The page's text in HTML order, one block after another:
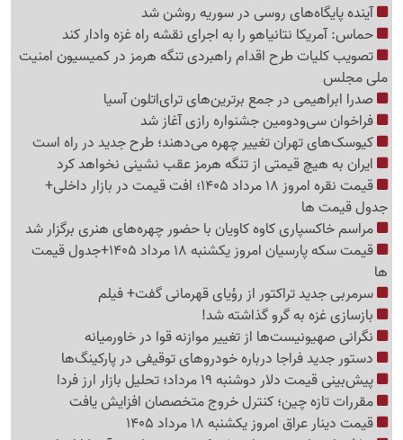
آینده پایگاه‌های روسی در سوریه روشن شد
حماس: آمریکا نتانیاهو را به اجرای نقشه راه غزه وادار کند
تصویب کلیات طرح اقدام راهبردی تنگه هرمز در کمیسیون امنیت
ملی مجلس
صدرا ابراهیمی در جمع برترین‌های ترای‌اتلون آسیا
فراخوان سی‌ودومین جشنواره رازی آغاز شد
کیوسک‌های تهران تغییر چهره می‌دهند؛ طرح جدید در راه است
ایران به هیچ قیمتی از تنگه هرمز عقب نشینی نخواهد کرد
قیمت نقره امروز 18 مرداد 1405؛ افت قیمت در بازار داخلی+
جدول قیمت ها
مراسم خاکسپاری کاوه کاویان با حضور چهره‌های هنری برگزار شد
قیمت سکه پارسیان امروز یکشنبه 18 مرداد 1405+جدول قیمت
ها
سرمربی جدید تراکتور از رؤیای قهرمانی گفت+ فیلم
بازسازی غزه به گرو گذاشته شد!
نگرانی صهیونیست‌ها از تغییر موازنه قوا در خاورمیانه
دستور جدید فراجا درباره خودروهای توقیفی در پارکینگ‌ها
پیش‌بینی قیمت دلار دوشنبه 19 مرداد؛ تحلیل بازار ارز فردا
مقررات تازه چین؛ کنترل خروج متخصصان افزایش یافت
قیمت دینار عراق امروز یکشنبه 18 مرداد 1405